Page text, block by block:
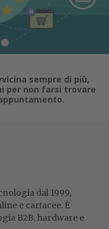
sempre di più,
per non farsi trovare
dal 1999,
e cartacee. È
B2B, hardware e